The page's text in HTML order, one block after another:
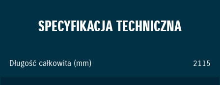
SPECYFIKACJA TECHNICZNA
Długość całkowita (mm) 2115